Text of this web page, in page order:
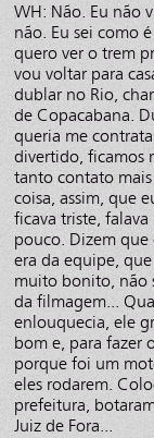
WH: Não. Eu não
não. Eu sei como
quero ver o trem
vou voltar para
dublar no Rio,
de Copacabana.
queria me
divertido, ficamos
tanto contato
coisa, assim, que
ficava triste, falava
pouco. Dizem
era da equipe,
muito bonito, não
da filmagem...
enlouquecia, ele
bom e, para fazer
porque foi um
eles rodarem.
prefeitura,
Juiz de Fora...